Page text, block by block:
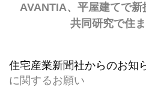
AVANTIA、平屋建てで
共同研究で住
住宅産業新聞社からのお知
に関するお願い